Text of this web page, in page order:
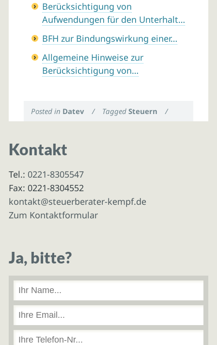
Berücksichtigung von
Aufwendungen für den Unterhalt…
BFH zur Bindungswirkung einer…
Allgemeine Hinweise zur
Berücksichtigung von…
Posted in Datev / TaggedSteuern /
Kontakt
Tel.: 0221-8305547
Fax: 0221-8304552
kontakt@steuerberater-kempf.de
Zum Kontaktformular
Ja, bitte?